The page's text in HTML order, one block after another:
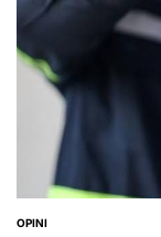
POSTED
OPINI